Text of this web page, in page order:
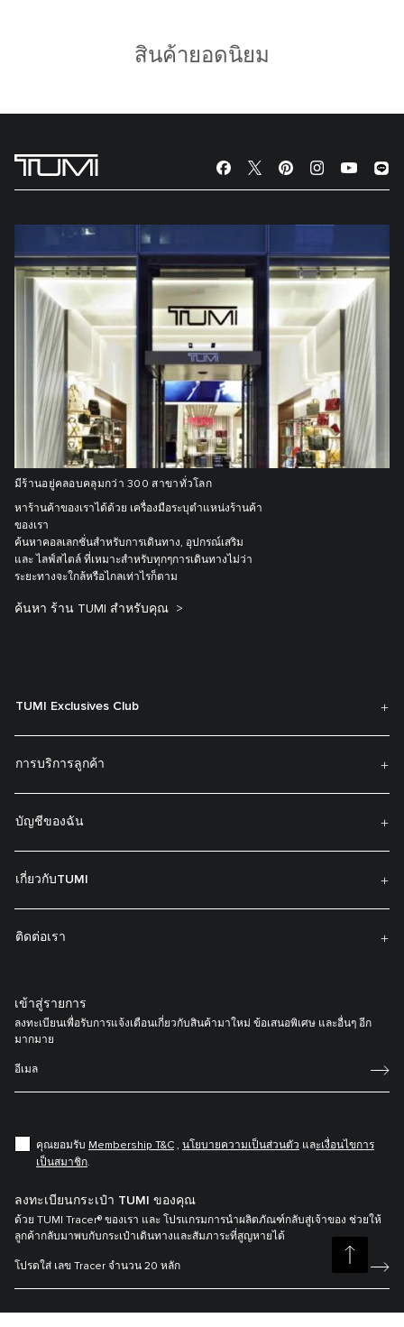
สินค้ายอดนิยม
มีร้านอยู่คลอบคลุมกว่า 300 สาขาทั่วโลก
หาร้านค้าของเราได้ด้วย เครื่องมือระบุตำแหน่งร้านค้า
ของเรา
ค้นหาคอลเลกชั่นสำหรับการเดินทาง, อุปกรณ์เสริม
และ ไลฟ์สไตล์ ที่เหมาะสำหรับทุกๆการเดินทางไม่ว่า
ระยะทางจะใกล้หรือไกลเท่าไรก็ตาม
ค้นหา ร้าน TUMI สำหรับคุณ
TUMI Exclusives Club
การบริการลูกค้า
บัญชีของฉัน
เกี่ยวกับTUMI
ติดต่อเรา
เข้าสู่รายการ
ลงทะเบียนเพื่อรับการแจ้งเตือนเกี่ยวกับสินค้ามาใหม่ ข้อเสนอพิเศษ และอื่นๆ อีก
มากมาย
คุณยอมรับ Membership T&C , นโยบายความเป็นส่วนตัว และเงื่อนไขการ
เป็นสมาชิก.
ลงทะเบียนกระเป๋า TUMI ของคุณ
ด้วย TUMI Tracer® ของเรา และ โปรแกรมการนำผลิตภัณฑ์กลับสู่เจ้าของ ช่วยให้
ลูกค้ากลับมาพบกับกระเป๋าเดินทางและสัมภาระที่สูญหายได้